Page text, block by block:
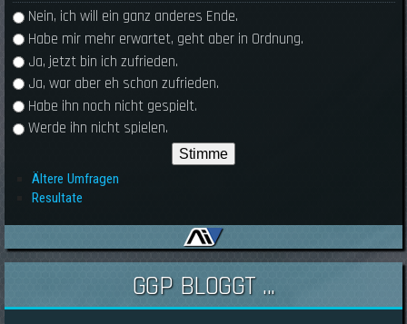
Auswahlmöglichkeiten
Nein, ich will ein ganz anderes Ende.
Habe mir mehr erwartet, geht aber in Ordnung.
Ja, jetzt bin ich zufrieden.
Ja, war aber eh schon zufrieden.
Habe ihn noch nicht gespielt.
Werde ihn nicht spielen.
Ältere Umfragen
Resultate
GGP BLOGGT ...